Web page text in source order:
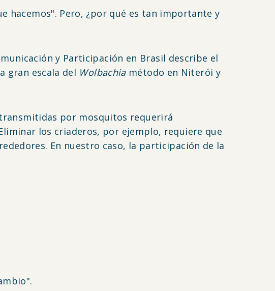
hacemos". Pero, ¿por qué es tan importante y
y Participación en Brasil describe el
gran escala del Wolbachiamétodo en Niterói y
por mosquitos requerirá
los criaderos, por ejemplo, requiere que
En nuestro caso, la participación de la